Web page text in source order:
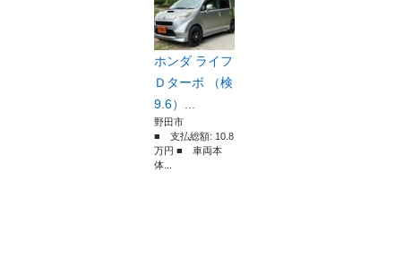
ホンダ ライフ
Ｄターボ （検
9.6）...
野田市
■ 支払総額: 10.8
万円 ■ 車両本
体...